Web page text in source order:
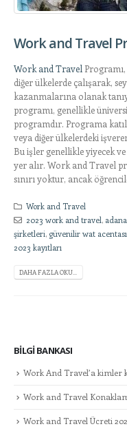
Work and Travel
Work and Travel
diğer ülkelerde çalışarak,
kazanmalarına olanak
programı, genellikle
programdır. Programa
veya diğer ülkelerdeki
Bu işler genellikle yiyecek
yer alır. Work and Travel
sınırı yoktur, ancak
Work and Travel
2023 work and travel,
şirketleri, güvenilir wat acentası
2023 kayıtları
DAHA FAZLA OKU...
BILGI BANKASI
Work And Travel’a kimler
Work and Travel
Work and Travel Ücreti